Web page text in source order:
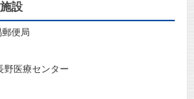
設
便局
野医療センター